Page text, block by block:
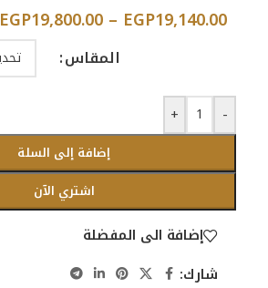
EGP19,140.00
–
EGP19,800.00
المقاس
-
+
إضافة إلى السلة
اشتري الآن
إضافة الى المفضلة
شارك: